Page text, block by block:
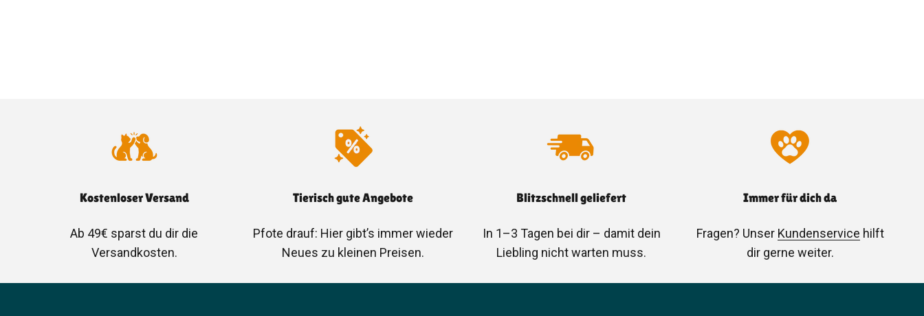
Kostenloser Versand
Ab 49€ sparst du dir die
Versandkosten.
Tierisch gute Angebote
Pfote drauf: Hier gibt’s immer wieder
Neues zu kleinen Preisen.
Blitzschnell geliefert
In 1–3 Tagen bei dir – damit dein
Liebling nicht warten muss.
Immer für dich da
Fragen? Unser Kundenservice hilft
dir gerne weiter.